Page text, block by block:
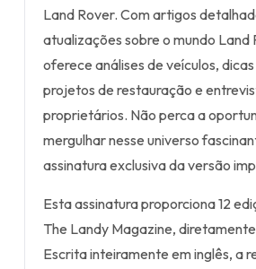
Land Rover. Com artigos
atualizações sobre o mundo Land
oferece análises de veículos,
projetos de restauração e
proprietários. Não perca a
mergulhar nesse universo
assinatura exclusiva da versão
Esta assinatura proporciona 12
The Landy Magazine,
Escrita inteiramente em inglês, a